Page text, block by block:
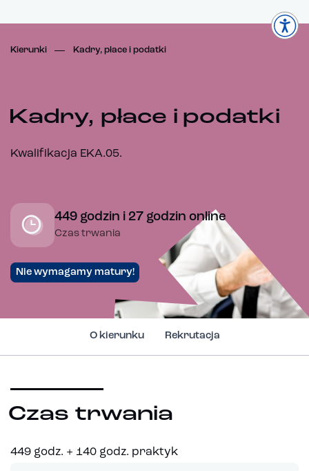
Kierunki Kadry, płace i podatki
Kadry, płace i podatki
Kwalifikacja EKA.05.
449 godzin i 27 godzin online
Czas trwania
Nie wymagamy matury!
O kierunku Rekrutacja
Czas trwania
449 godz. + 140 godz. praktyk